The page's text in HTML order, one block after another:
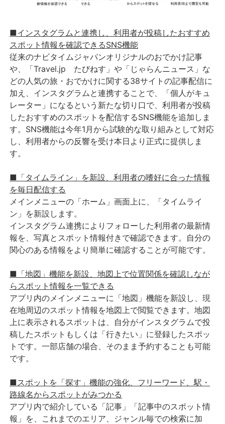
■インスタグラムと連携し、利用者が投稿したおすすめ
スポット情報を確認できるSNS機能
従来のナビタイムジャパンオリジナルのおでかけ記事
や、「Travel.jp たびねす」や「じゃらんニュース」な
どの人気の旅・おでかけに関する38サイトの記事配信に
加え、インスタグラムと連携することで、「個人がキュ
レーター」になるという新たな切り口で、利用者が投稿
したおすすめのスポットを配信するSNS機能を追加しま
す。SNS機能は今年1月から試験的な取り組みとして対応
し、利用者からの反響を受け本日より正式に提供しま
す。
■「タイムライン」を新設、利用者の嗜好に合った情報
を毎日配信する
メインメニューの「ホーム」画面上に、「タイムライ
ン」を新設します。
インスタグラム連携によりフォローした利用者の最新情
報を、写真とスポット情報付きで確認できます。自分の
関心のある情報をより簡単に確認することが可能です。
■「地図」機能を新設、地図上で位置関係を確認しなが
らスポット情報を一覧できる
アプリ内のメインメニューに「地図」機能を新設し、現
在地周辺のスポット情報を地図上で閲覧できます。地図
上に表示されるスポットは、自分がインスタグラムで投
稿したスポットもしくは「行きたい」に登録したスポッ
トです。一部店舗の場合、そのまま予約することも可能
です。
■スポットを「探す」機能の強化、フリーワード、駅・
路線名からスポットがみつかる
アプリ内で紹介している「記事」「記事中のスポット情
報」を、これまでのエリア、ジャンル毎での検索に加